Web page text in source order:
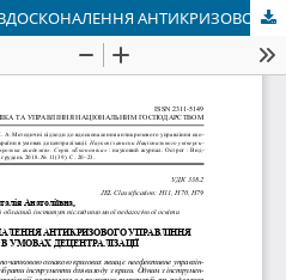
МЕТОДИЧНІ ПІДХОДИ ДО ВДОСКОНАЛЕННЯ АНТИКРИЗОВОГО УПРАВЛІННЯ ЕКОНОМІКОЮ УКРАЇНИ В УМОВАХ ДЕЦЕНТРАЛІЗАЦІЇ